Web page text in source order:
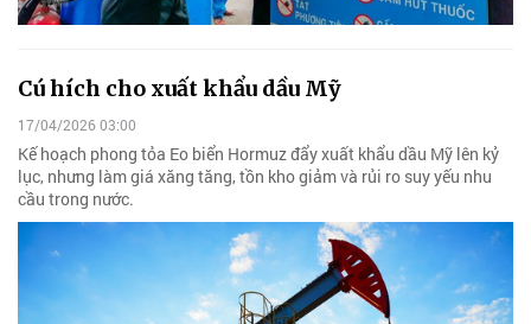
Cú hích cho xuất khẩu dầu Mỹ
17/04/2026 03:00
Kế hoạch phong tỏa Eo biển Hormuz đẩy xuất khẩu dầu Mỹ lên kỷ
lục, nhưng làm giá xăng tăng, tồn kho giảm và rủi ro suy yếu nhu
cầu trong nước.